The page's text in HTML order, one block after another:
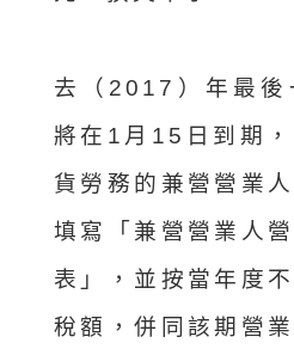
去（2017）年最後
將在1月15日到期
貨勞務的兼營營業
填寫「兼營營業人
表」，並按當年度
稅額，併同該期營